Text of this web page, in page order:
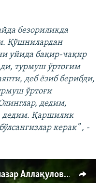
безориликда
Қўшнилардан
уйида бақир-чақир
турмуш ўртоғим
деб ёзиб берибди,
ўртоғи
дедим,
дедим. Қаршилик
керак” , -
МИБ ходимлари Ҳидирназар Аллақуловнинг уйидан маиший техникасини олиб чиқиб кетмоқда